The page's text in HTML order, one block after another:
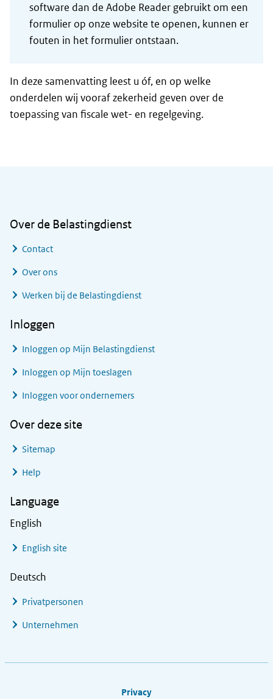
software dan de Adobe Reader gebruikt om een
formulier op onze website te openen, kunnen er
fouten in het formulier ontstaan.
In deze samenvatting leest u óf, en op welke
onderdelen wij vooraf zekerheid geven over de
toepassing van fiscale wet- en regelgeving.
Over de Belastingdienst
Contact
Over ons
Werken bij de Belastingdienst
Inloggen
Inloggen op Mijn Belastingdienst
Inloggen op Mijn toeslagen
Inloggen voor ondernemers
Over deze site
Sitemap
Help
Language
English
English site
Deutsch
Privatpersonen
Unternehmen
Privacy